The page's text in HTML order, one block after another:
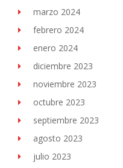
marzo 2024
febrero 2024
enero 2024
diciembre 2023
noviembre 2023
octubre 2023
septiembre 2023
agosto 2023
julio 2023